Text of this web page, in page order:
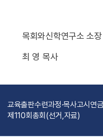
목회와신학연구소 소장
최 영 목사
교육출판수련과정·목사고시 연금
제110회총회(선거,자료)